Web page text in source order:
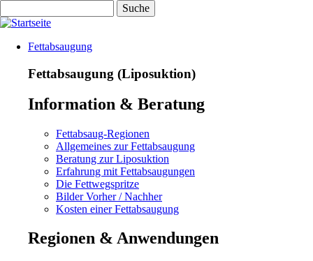
zum
Inhalt
Fettabsaugung
Fettabsaugung (Liposuktion)
Information & Beratung
Fettabsaug-Regionen
Allgemeines zur Fettabsaugung
Beratung zur Liposuktion
Erfahrung mit Fettabsaugungen
Die Fettwegspritze
Bilder Vorher / Nachher
Kosten einer Fettabsaugung
Regionen & Anwendungen